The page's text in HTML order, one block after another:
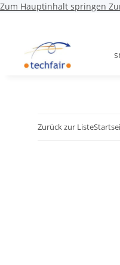
Zum Hauptinhalt springen
Zurück zur Liste